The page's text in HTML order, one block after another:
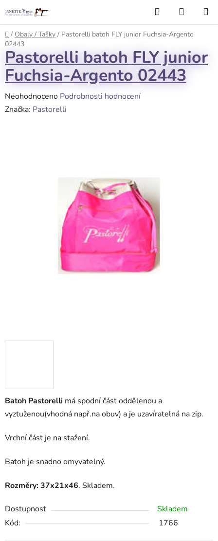
na
obsah
Hledat
KOŠÍK
Domů
/ Obaly / Tašky / Pastorelli batoh FLY junior Fuchsia-Argento
02443
Batoh Pastorelli má spodní část oddělenou a
vyztuženou(vhodná např.na obuv) a je uzavíratelná na zip.
Vrchní část je na stažení.
Batoh je snadno omyvatelný.
Rozměry: 37x21x46. Skladem.
Dostupnost
Skladem
Kód:
1766
Pastorelli batoh FLY junior
Fuchsia-Argento 02443
Průměrné
hodnocení
Neohodnoceno Podrobnosti hodnocení
Značka: Pastorelli